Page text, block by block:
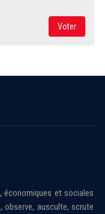
Voter
économiques et sociales
observe, ausculte, scrute